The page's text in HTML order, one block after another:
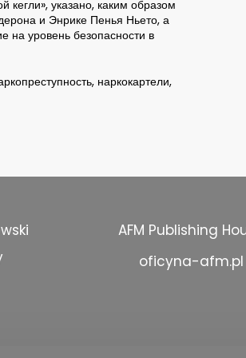
кегли», указано, каким образом
и Энрике Пенья Ньето, а
на уровень безопасности в
наркокартели,
AFM Publishing
oficyna-afm.pl